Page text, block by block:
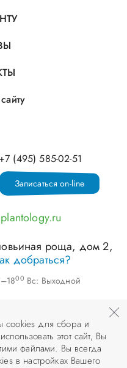
+7 (495) 585-02-51
Записаться on-line
роща, дом 2,
добраться?
–1800 Вс: Выходной
Д», 2026
» , 2007–2026
cookies для сбора и
этот сайт, Вы
файлами. Вы всегда
в настройках Вашего